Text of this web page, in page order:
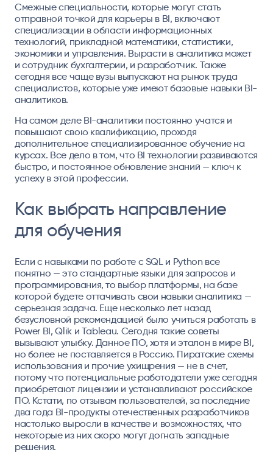
Смежные специальности, которые могут стать
отправной точкой для карьеры в BI, включают
специализации в области информационных
технологий, прикладной математики, статистики,
экономики и управления. Вырасти в аналитика может
и сотрудник бухгалтерии, и разработчик. Также
сегодня все чаще вузы выпускают на рынок труда
специалистов, которые уже имеют базовые навыки BI-
аналитиков.
На самом деле BI-аналитики постоянно учатся и
повышают свою квалификацию, проходя
дополнительное специализированное обучение на
курсах. Все дело в том, что BI технологии развиваются
быстро, и постоянное обновление знаний — ключ к
успеху в этой профессии.
Как выбрать направление
для обучения
Если с навыками по работе с SQL и Python все
понятно — это стандартные языки для запросов и
программирования, то выбор платформы, на базе
которой будете оттачивать свои навыки аналитика —
серьезная задача. Еще несколько лет назад
безусловной рекомендацией было учиться работать в
Power BI, Qlik и Tableau. Сегодня такие советы
вызывают улыбку. Данное ПО, хотя и эталон в мире BI,
но более не поставляется в Россию. Пиратские схемы
использования и прочие ухищрения — не в счет,
потому что потенциальные работодатели уже сегодня
приобретают лицензии и устанавливают российское
ПО. Кстати, по отзывам пользователей, за последние
два года BI-продукты отечественных разработчиков
настолько выросли в качестве и возможностях, что
некоторые из них скоро могут догнать западные
решения.